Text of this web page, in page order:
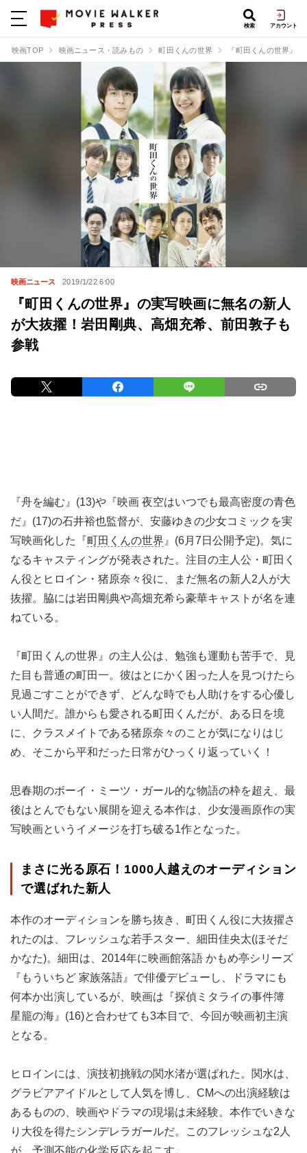
検索 アカウント
映画TOP 映画ニュース・読みもの 町田くんの世界 『町田くんの世界』
映画ニュース 2019/1/22 6:00
『町田くんの世界』の実写映画に無名の新人
が大抜擢！岩田剛典、高畑充希、前田敦子も
参戦
『舟を編む』(13)や『映画 夜空はいつでも最高密度の青色
だ』(17)の石井裕也監督が、安藤ゆきの少女コミックを実
写映画化した『町田くんの世界 』(6月7日公開予定)。気に
なるキャスティングが発表された。注目の主人公・町田く
ん役とヒロイン・猪原奈々役に、まだ無名の新人2人が大
抜擢。脇には岩田剛典や高畑充希ら豪華キャストが名を連
ねている。
『町田くんの世界』の主人公は、勉強も運動も苦手で、見
た目も普通の町田一。彼はとにかく困った人を見つけたら
見過ごすことができず、どんな時でも人助けをする心優し
い人間だ。誰からも愛される町田くんだが、ある日を境
に、クラスメイトである猪原奈々のことが気になりはじ
め、そこから平和だった日常がひっくり返っていく！
思春期のボーイ・ミーツ・ガール的な物語の枠を超え、最
後はとんでもない展開を迎える本作は、少女漫画原作の実
写映画というイメージを打ち破る1作となった。
まさに光る原石！1000人越えのオーディション
で選ばれた新人
本作のオーディションを勝ち抜き、町田くん役に大抜擢さ
れたのは、フレッシュな若手スター、細田佳央太(ほそだ
かなた)。細田は、2014年に映画館落語 かもめ亭シリーズ
『もういちど 家族落語』で俳優デビューし、ドラマにも
何本か出演しているが、映画は『探偵ミタライの事件簿
星籠の海』(16)と合わせても3本目で、今回が映画初主演
となる。
ヒロインには、演技初挑戦の関水渚が選ばれた。関水は、
グラビアアイドルとして人気を博し、CMへの出演経験は
あるものの、映画やドラマの現場は未経験。本作でいきな
り大役を得たシンデレラガールだ。このフレッシュな2人